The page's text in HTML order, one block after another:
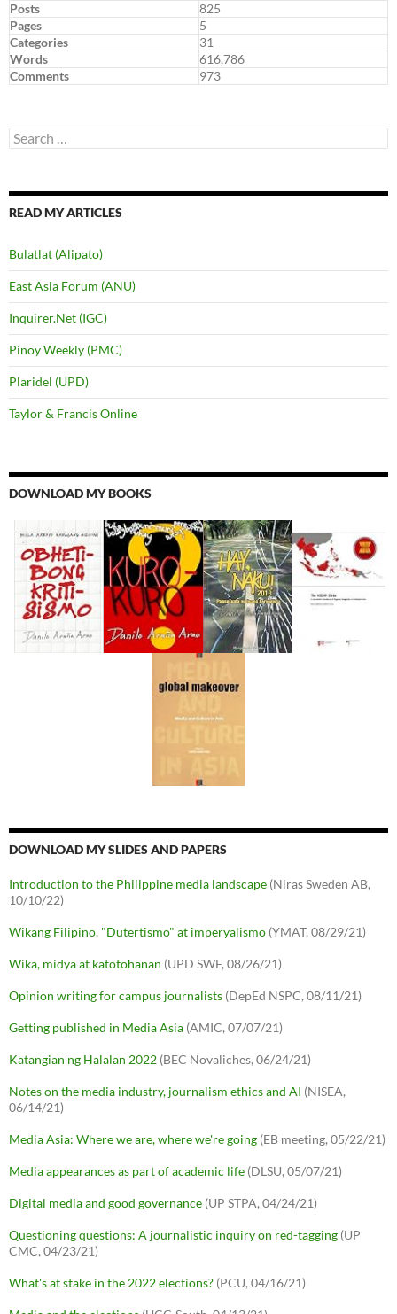
Posts
825
Pages
5
Categories
31
Words
616,786
Comments
973
Search
for:
READ MY ARTICLES
Bulatlat (Alipato)
East Asia Forum (ANU)
Inquirer.Net (IGC)
Pinoy Weekly (PMC)
Plaridel (UPD)
Taylor & Francis Online
DOWNLOAD MY BOOKS
DOWNLOAD MY SLIDES AND PAPERS
Introduction to the Philippine media landscape (Niras Sweden AB,
10/10/22)
Wikang Filipino, "Dutertismo" at imperyalismo (YMAT, 08/29/21)
Wika, midya at katotohanan (UPD SWF, 08/26/21)
Opinion writing for campus journalists (DepEd NSPC, 08/11/21)
Getting published in Media Asia (AMIC, 07/07/21)
Katangian ng Halalan 2022 (BEC Novaliches, 06/24/21)
Notes on the media industry, journalism ethics and AI (NISEA,
06/14/21)
Media Asia: Where we are, where we're going (EB meeting, 05/22/21)
Media appearances as part of academic life (DLSU, 05/07/21)
Digital media and good governance (UP STPA, 04/24/21)
Questioning questions: A journalistic inquiry on red-tagging (UP
CMC, 04/23/21)
What's at stake in the 2022 elections? (PCU, 04/16/21)